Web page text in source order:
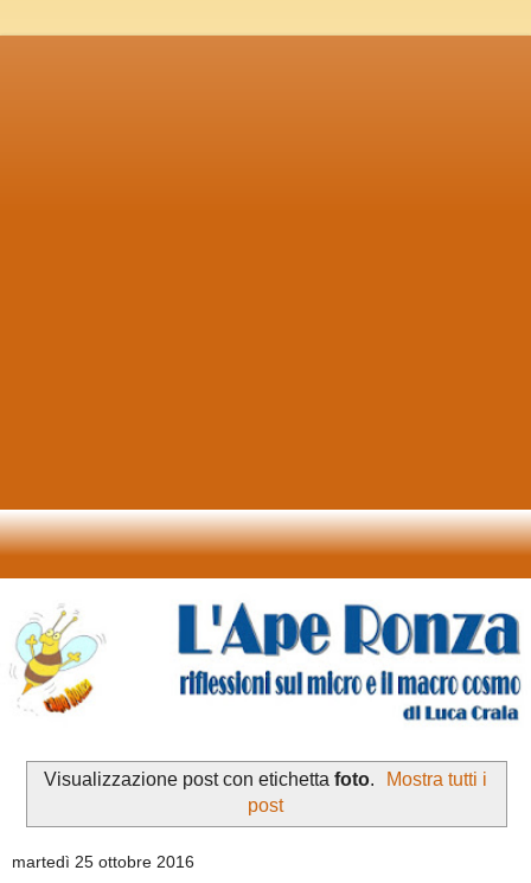
Visualizzazione post con etichetta foto.
Mostra tutti i
post
martedì 25 ottobre 2016